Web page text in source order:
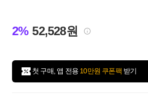
2% 52,528원
첫 구매, 앱 전용 10만원 쿠폰팩 받기